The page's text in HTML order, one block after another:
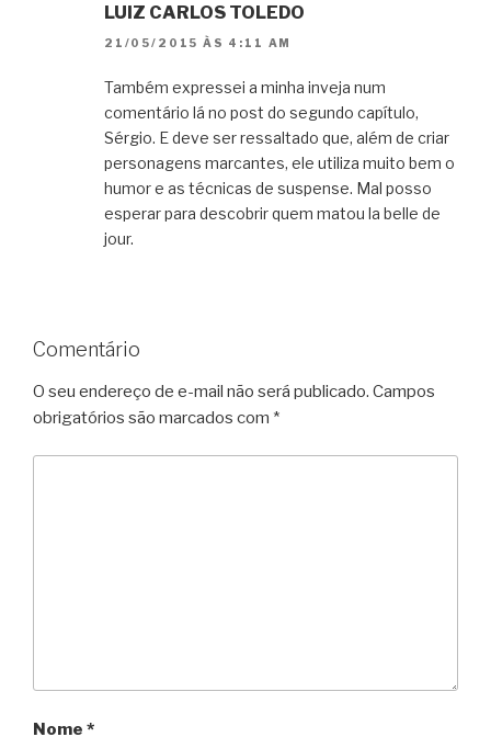
LUIZ CARLOS TOLEDO
21/05/2015 ÀS 4:11 AM
Também expressei a minha inveja num
comentário lá no post do segundo capítulo,
Sérgio. E deve ser ressaltado que, além de criar
personagens marcantes, ele utiliza muito bem o
humor e as técnicas de suspense. Mal posso
esperar para descobrir quem matou la belle de
jour.
Comentário
O seu endereço de e-mail não será publicado. Campos
obrigatórios são marcados com *
Nome *